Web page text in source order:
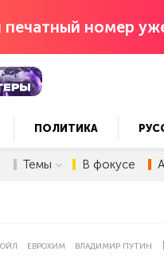
печатный номер
ПОЛИТИКА
Темы В фокусе
ЕВРОХИМ ВЛАДИМИР ПУТИН